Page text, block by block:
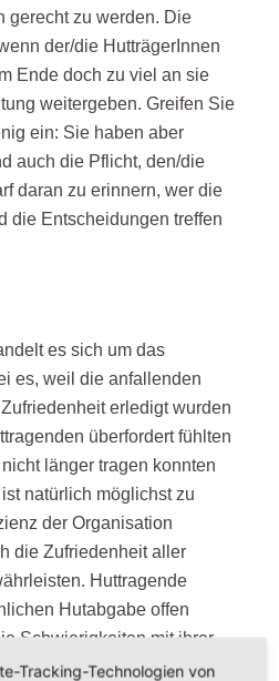
gerecht zu werden. Die
der/die HutträgerInnen
Ende doch zu viel an sie
weitergeben. Greifen Sie
ein: Sie haben aber
auch die Pflicht, den/die
daran zu erinnern, wer die
die Entscheidungen treffen
es sich um das
es, weil die anfallenden
erledigt wurden
überfordert fühlten
länger tragen konnten
natürlich möglichst zu
der Organisation
die Zufriedenheit aller
Huttragende
Hutabgabe offen
Schwierigkeiten mit ihrer
Ihrer Rolle als
Tracking-Technologien von